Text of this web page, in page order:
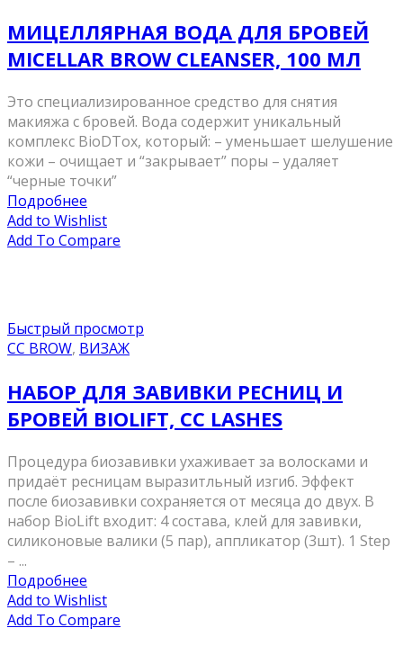
МИЦЕЛЛЯРНАЯ ВОДА ДЛЯ БРОВЕЙ
MICELLAR BROW CLEANSER, 100 МЛ
Это специализированное средство для снятия
макияжа с бровей. Вода содержит уникальный
комплекс BioDTox, который: – уменьшает шелушение
кожи – очищает и “закрывает” поры – удаляет
“черные точки”
Подробнее
Add to Wishlist
Add To Compare
Быстрый просмотр
CC BROW, ВИЗАЖ
НАБОР ДЛЯ ЗАВИВКИ РЕСНИЦ И
БРОВЕЙ BIOLIFT, CC LASHES
Процедура биозавивки ухаживает за волосками и
придаёт ресницам выразитльный изгиб. Эффект
после биозавивки сохраняется от месяца до двух. В
набор BioLift входит: 4 состава, клей для завивки,
силиконовые валики (5 пар), аппликатор (3шт). 1 Step
– ...
Подробнее
Add to Wishlist
Add To Compare